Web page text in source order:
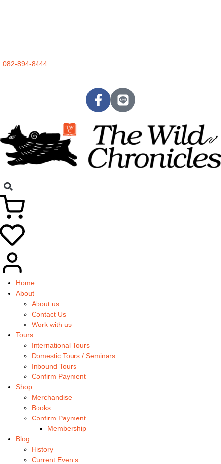
082-894-8444
Home
About
About us
Contact Us
Work with us
Tours
International Tours
Domestic Tours / Seminars
Inbound Tours
Confirm Payment
Shop
Merchandise
Books
Confirm Payment
Membership
Blog
History
Current Events